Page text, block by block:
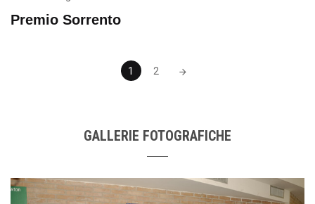
Premio Sorrento
1 2
GALLERIE FOTOGRAFICHE